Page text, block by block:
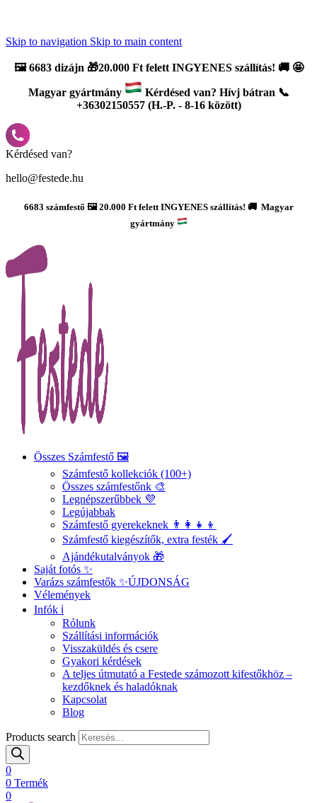
Skip to navigation Skip to main content
🖼️6683 dizájn 🎁20.000 Ft felett INGYENES szállítás! 🚚 🤩
Magyar gyártmány
Kérdésed van? Hívj bátran 📞
+36302150557 (H.-P. - 8-16 között)
Kérdésed van?
hello@festede.hu
6683 számfestő 🖼️ 20.000 Ft felett INGYENES szállítás! 🚚 Magyar
gyártmány
Összes Számfestő 🖼️
Számfestő kollekciók (100+)
Összes számfestőnk 🎨
Legnépszerűbbek 💜
Legújabbak
Számfestő gyerekeknek 👨‍👩‍👧‍👦
Számfestő kiegészítők, extra festék 🖌️
Ajándékutalványok 🎁
Saját fotós ✨
Varázs számfestők ✨ÚJDONSÁG
Vélemények
Infók ℹ️
Rólunk
Szállítási információk
Visszaküldés és csere
Gyakori kérdések
A teljes útmutató a Festede számozott kifestőkhöz –
kezdőknek és haladóknak
Kapcsolat
Blog
Products search
0
0 Termék
0